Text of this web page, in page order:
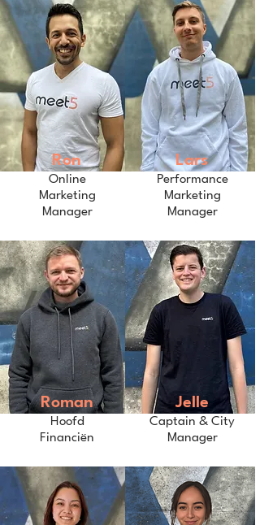
Ron
Online
Marketing
Manager
Roman
Hoofd
Financiën
Lars
Performance
Marketing
Manager
Jelle
Captain & City
Manager